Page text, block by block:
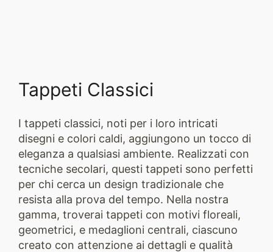
Tappeti Classici
I tappeti classici, noti per i loro intricati
disegni e colori caldi, aggiungono un tocco di
eleganza a qualsiasi ambiente. Realizzati con
tecniche secolari, questi tappeti sono perfetti
per chi cerca un design tradizionale che
resista alla prova del tempo. Nella nostra
gamma, troverai tappeti con motivi floreali,
geometrici, e medaglioni centrali, ciascuno
creato con attenzione ai dettagli e qualità